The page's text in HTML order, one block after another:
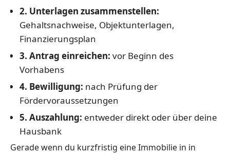
2. Unterlagen zusammenstellen:
Gehaltsnachweise, Objektunterlagen,
Finanzierungsplan
3. Antrag einreichen: vor Beginn des
Vorhabens
4. Bewilligung: nach Prüfung der
Fördervoraussetzungen
5. Auszahlung: entweder direkt oder über deine
Hausbank
Gerade wenn du kurzfristig eine Immobilie in in